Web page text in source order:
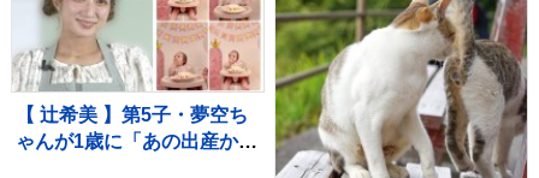
男ら2人逮捕 東京・足立区
【 辻希美 】第5子・夢空ち
ゃんが1歳に「あの出産から